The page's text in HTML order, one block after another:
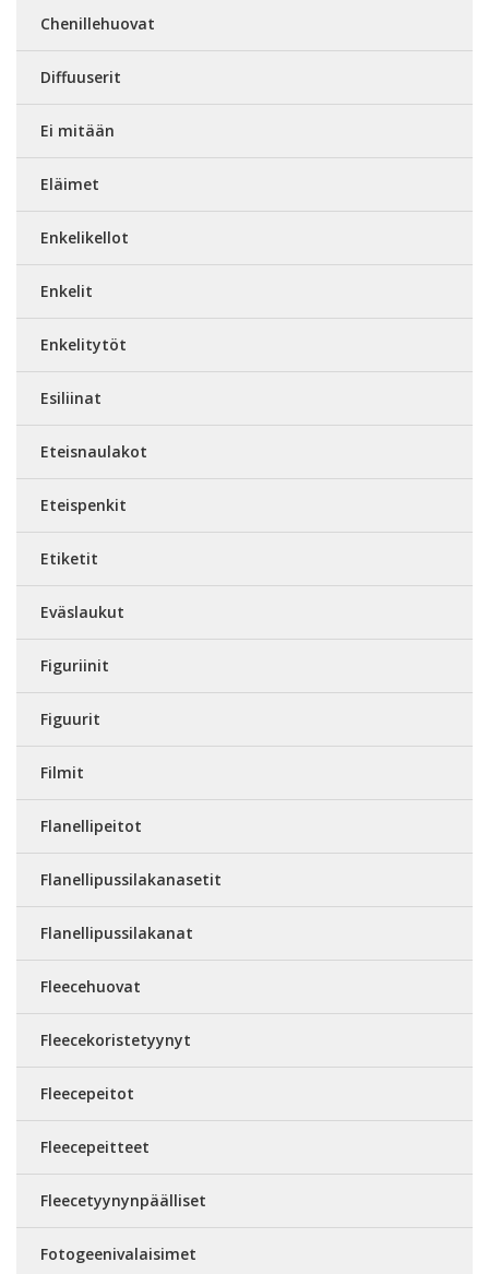
Chenillehuovat
Diffuuserit
Ei mitään
Eläimet
Enkelikellot
Enkelit
Enkelitytöt
Esiliinat
Eteisnaulakot
Eteispenkit
Etiketit
Eväslaukut
Figuriinit
Figuurit
Filmit
Flanellipeitot
Flanellipussilakanasetit
Flanellipussilakanat
Fleecehuovat
Fleecekoristetyynyt
Fleecepeitot
Fleecepeitteet
Fleecetyynynpäälliset
Fotogeenivalaisimet